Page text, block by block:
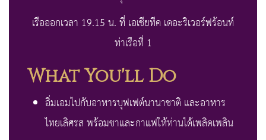
เรือออกเวลา 19.15 น. ที่ เอเชียทีค เดอะริเวอร์ฟร้อนท์
ท่าเรือที่ 1
What You'll Do
อิ่มเอมไปกับอาหารบุฟเฟต์นานาชาติ และอาหาร
ไทยเลิศรส พร้อมชาและกาแฟให้ท่านได้เพลิดเพลิน